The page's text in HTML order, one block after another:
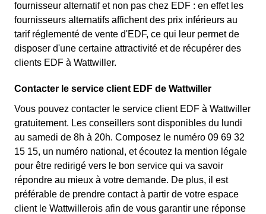
fournisseur alternatif et non pas chez EDF : en effet les
fournisseurs alternatifs affichent des prix inférieurs au
tarif réglementé de vente d'EDF, ce qui leur permet de
disposer d'une certaine attractivité et de récupérer des
clients EDF à Wattwiller.
Contacter le service client EDF de Wattwiller
Vous pouvez contacter le service client EDF à Wattwiller
gratuitement. Les conseillers sont disponibles du lundi
au samedi de 8h à 20h. Composez le numéro 09 69 32
15 15, un numéro national, et écoutez la mention légale
pour être redirigé vers le bon service qui va savoir
répondre au mieux à votre demande. De plus, il est
préférable de prendre contact à partir de votre espace
client le Wattwillerois afin de vous garantir une réponse